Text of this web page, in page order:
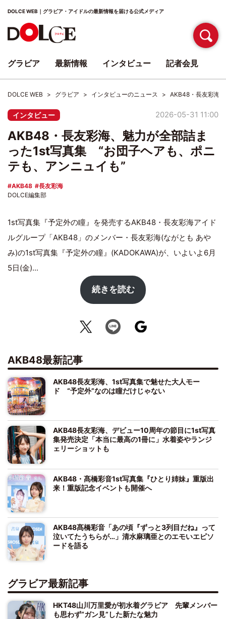
DOLCE WEB｜グラビア・アイドルの最新情報を届ける公式メディア
DOLCE WEB グラビア インタビューのニュース AKB48・長友彩海
インタビュー 2026-05-31 11:00
AKB48・長友彩海、魅力が全部詰ま
った1st写真集 “お団子ヘアも、ポニ
テも、アンニュイも”
AKB48
長友彩海
DOLCE編集部
1st写真集『予定外の瞳』を発売するAKB48・長友彩海アイド
ルグループ「AKB48」のメンバー・長友彩海(ながとも あや
み)の1st写真集『予定外の瞳』(KADOKAWA)が、いよいよ6月
5日(金)...
続きを読む
AKB48最新記事
AKB48長友彩海、1st写真集で魅せた大人モー
ド “予定外”なのは瞳だけじゃない
AKB48長友彩海、デビュー10周年の節目に1st写真
集発売決定「本当に最高の1冊に」水着姿やランジ
ェリーショットも
AKB48・髙橋彩音1st写真集『ひとり姉妹』重版出
来！重版記念イベントも開催へ
AKB48髙橋彩音「あの頃『ずっと3列目だね』って
泣いてたうちらが…」清水麻璃亜とのエモいエピソ
ードを語る
グラビア最新記事
HKT48山川万里愛が初水着グラビア 先輩メンバー
も思わず“ガン見”した新たな魅力
グラビア 最新情報 インタビュー 記者会見